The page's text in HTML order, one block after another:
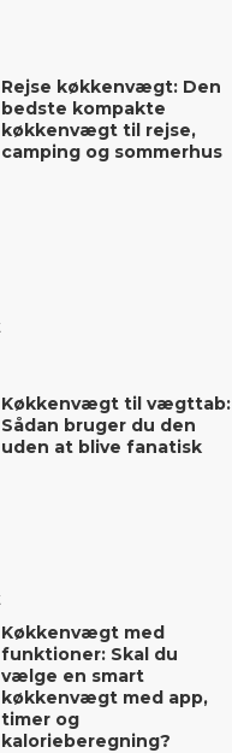
Rejse køkkenvægt: Den
bedste kompakte
køkkenvægt til rejse,
camping og sommerhus
Køkkenvægt til vægttab:
Sådan bruger du den
uden at blive fanatisk
Køkkenvægt med
funktioner: Skal du
vælge en smart
køkkenvægt med app,
timer og
kalorieberegning?